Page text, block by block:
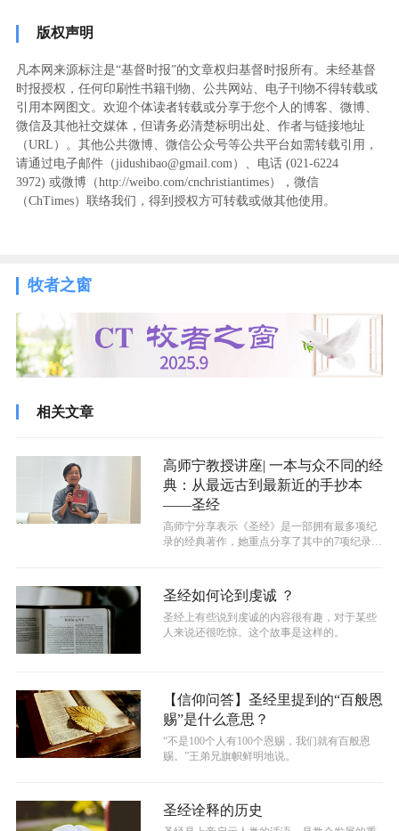
版权声明
凡本网来源标注是“基督时报”的文章权归基督时报所有。未经基督
时报授权，任何印刷性书籍刊物、公共网站、电子刊物不得转载或
引用本网图文。欢迎个体读者转载或分享于您个人的博客、微博、
微信及其他社交媒体，但请务必清楚标明出处、作者与链接地址
（URL）。其他公共微博、微信公众号等公共平台如需转载引用，
请通过电子邮件（jidushibao@gmail.com）、电话 (021-6224
3972) ‬或微博（http://weibo.com/cnchristiantimes），微信
（ChTimes）联络我们，得到授权方可转载或做其他使用。
牧者之窗
相关文章
高师宁教授讲座| 一本与众不同的经
典：从最远古到最新近的手抄本
——圣经
高师宁分享表示《圣经》是一部拥有最多项纪
录的经典著作，她重点分享了其中的7项纪录。
圣经如何论到虔诚 ？
圣经上有些说到虔诚的内容很有趣，对于某些
人来说还很吃惊。这个故事是这样的。
【信仰问答】圣经里提到的“百般恩
赐”是什么意思？
“不是100个人有100个恩赐，我们就有百般恩
赐。”王弟兄旗帜鲜明地说。
圣经诠释的历史